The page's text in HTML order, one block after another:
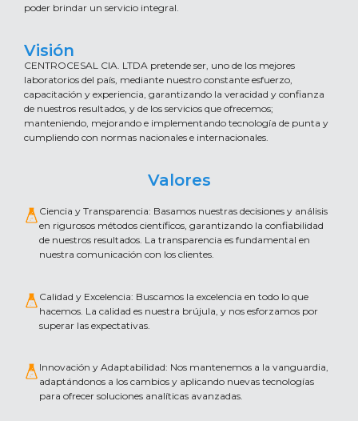
poder brindar un servicio integral.
Visión
CENTROCESAL CIA. LTDA pretende ser, uno de los mejores
laboratorios del país, mediante nuestro constante esfuerzo,
capacitación y experiencia, garantizando la veracidad y confianza
de nuestros resultados, y de los servicios que ofrecemos;
manteniendo, mejorando e implementando tecnología de punta y
cumpliendo con normas nacionales e internacionales.
Valores
Ciencia y Transparencia: Basamos nuestras decisiones y análisis
en rigurosos métodos científicos, garantizando la confiabilidad
de nuestros resultados. La transparencia es fundamental en
nuestra comunicación con los clientes.
Calidad y Excelencia: Buscamos la excelencia en todo lo que
hacemos. La calidad es nuestra brújula, y nos esforzamos por
superar las expectativas.
Innovación y Adaptabilidad: Nos mantenemos a la vanguardia,
adaptándonos a los cambios y aplicando nuevas tecnologías
para ofrecer soluciones analíticas avanzadas.